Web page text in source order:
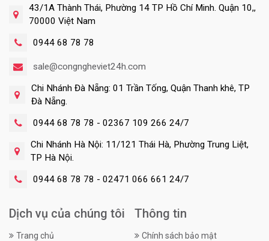
43/1A Thành Thái, Phường 14 TP Hồ Chí Minh. Quận 10,,
70000 Việt Nam
0944 68 78 78
sale@congngheviet24h.com
Chi Nhánh Đà Nẵng: 01 Trần Tống, Quận Thanh khê, TP
Đà Nẵng.
0944 68 78 78 - 02367 109 266 24/7
Chi Nhánh Hà Nội: 11/121 Thái Hà, Phường Trung Liệt,
TP Hà Nội.
0944 68 78 78 - 02471 066 661 24/7
Dịch vụ của chúng tôi
Trang chủ
Thông tin
Chính sách bảo mật